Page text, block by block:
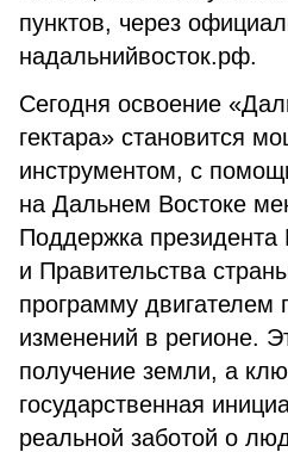
пунктов, через
надальнийвосток.рф.
Сегодня освоение
гектара» становится
инструментом, с
на Дальнем Востоке
Поддержка
и Правительства
программу двигателем
изменений в регионе.
получение земли, а
государственная
реальной заботой о